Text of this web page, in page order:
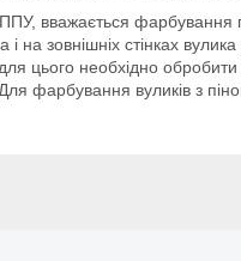
вважається фарбування
зовнішніх стінках
необхідно обробити
фарбування вуликів з